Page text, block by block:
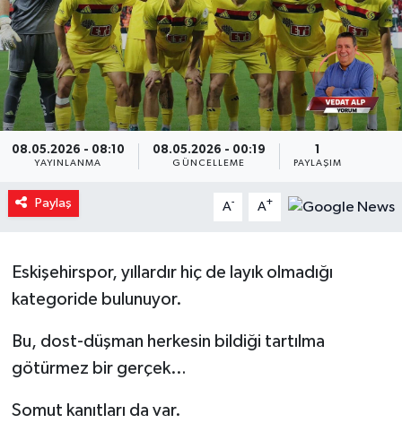
08.05.2026 - 08:10
YAYINLANMA
08.05.2026 - 00:19
GÜNCELLEME
1
PAYLAŞIM
Paylaş A- A+
Eskişehirspor, yıllardır hiç de layık olmadığı
kategoride bulunuyor.
Bu, dost-düşman herkesin bildiği tartılma
götürmez bir gerçek…
Somut kanıtları da var.
Yaşam
Resmi ilanlar